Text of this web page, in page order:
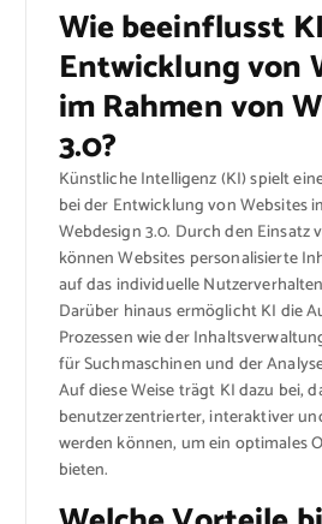
Wie beeinflusst
Entwicklung von
im Rahmen von
3.0?
Künstliche Intelligenz (KI) spielt
bei der Entwicklung von Websites
Webdesign 3.0. Durch den Einsatz
können Websites personalisierte
auf das individuelle
Darüber hinaus ermöglicht KI die
Prozessen wie der
für Suchmaschinen und der
Auf diese Weise trägt KI dazu bei,
benutzerzentrierter, interaktiver
werden können, um ein optimales
bieten.